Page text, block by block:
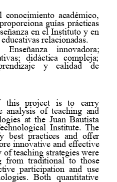
 
  
    


 
 

   

   
   
  
   
  

   
  
 